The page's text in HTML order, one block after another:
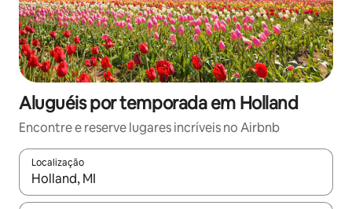
Aluguéis por temporada em Holland
Encontre e reserve lugares incríveis no Airbnb
Localização
Quando os resultados estiverem disponíveis, explore-os